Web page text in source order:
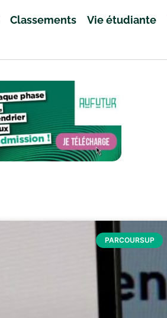
Classements Vie étudiante
PARCOURSUP